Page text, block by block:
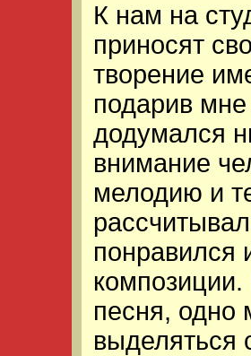
К нам на
приносят
творение
подарив
додумался
внимание
мелодию и
понравился
песня, одно
выделяться